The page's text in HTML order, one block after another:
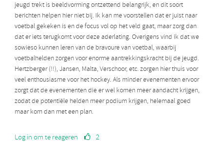
jeugd trekt is beeldvorming ontzettend belangrijk, en dit soort
berichten helpen hier niet bij. Ik kan me voorstellen dat er juist naar
voetbal gekeken is en de focus vol op het veld gaat, maar zorg dan
dat er iets terugkomt voor deze aderlating. Overigens vind ik dat we
sowieso kunnen leren van de bravoure van voetbal, waarbij
voetbalhelden zorgen voor enorme aantrekkingskracht bij de jeugd.
Hertzberger (!!), Jansen, Malta, Verschoor, etc. zorgen hier thuis voor
veel enthousiasme voor het hockey. Als minder evenementen ervoor
zorgt dat de evenementen die er wel komen meer aandacht krijgen,
zodat de potentiële helden meer podium krijgen, helemaal goed
maar kom dan met een plan.
Log in om te reageren 2